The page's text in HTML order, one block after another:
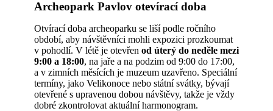
Archeopark Pavlov otevírací doba
Otvírací doba archeoparku se liší podle ročního
období, aby návštěvníci mohli expozici prozkoumat
v pohodlí. V létě je otevřen od úterý do neděle mezi
9:00 a 18:00, na jaře a na podzim od 9:00 do 17:00,
a v zimních měsících je muzeum uzavřeno. Speciální
termíny, jako Velikonoce nebo státní svátky, bývají
otevřené s upravenou dobou návštěvy, takže je vždy
dobré zkontrolovat aktuální harmonogram.